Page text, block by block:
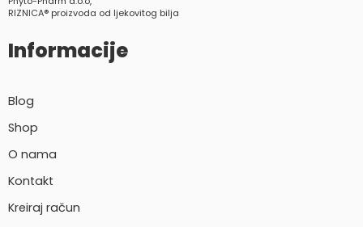
RIZNICA® proizvoda od ljekovitog bilja
Informacije
Blog
Shop
O nama
Kontakt
Kreiraj račun